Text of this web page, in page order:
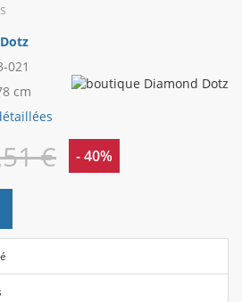
021
cm
€ - 40%